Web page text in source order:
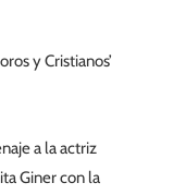
y Cristianos’
a la actriz
Giner con la